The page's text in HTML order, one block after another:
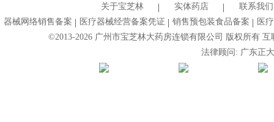
关于宝芝林
实体药店
联系我们
器械网络销售备案
医疗器械经营备案凭证 销售预包装食品备案
医
©2013-2026广州市宝芝林大药房连锁有限公司 版权所有
法律顾问: 广东正